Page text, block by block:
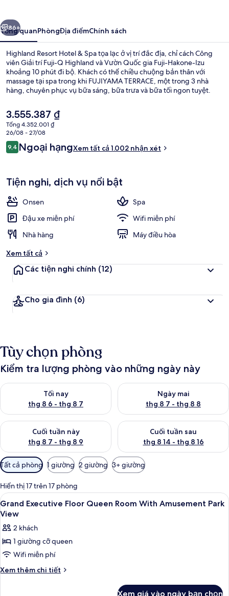
Spa
Tiếp
86+
Tổng quanPhòngĐịa điểmChính sách
Highland Resort Hotel & Spa tọa lạc ở vị trí đắc địa, chỉ cách Công
viên Giải trí Fuji-Q Highland và Vườn Quốc gia Fuji-Hakone-Izu
khoảng 10 phút đi bộ. Khách có thể chiều chuộng bản thân với
massage tại spa trong khi FUJIYAMA TERRACE, một trong 3 nhà
hàng, chuyên phục vụ bữa sáng, bữa trưa và bữa tối ngon tuyệt.
5 phút đi xe. Nhân viên nhiệt tình và bữa sáng là những điều được
du khách đánh giá cao.
Giá
hiện
tại
là
3.555.387 ₫
3.555.387 ₫
Tổng 4.352.001 ₫
26/08 - 27/08
Nhận
xét
9,49,4 trên 10,
Ngoại hạngXem tất cả 1.002 nhận xét
Tiện nghi, dịch vụ nổi bật
Onsen
Spa
Đậu xe miễn phí
Wifi miễn phí
Nhà hàng
Máy điều hòa
Xem tất cả
Các tiện nghi chính (12)
Cho gia đình (6)
Tùy chọn phòng
Kiểm tra lượng phòng vào những ngày này
Tối nay
thg 8 6 - thg 8 7
Kiểm tra lượng phòng tối nay từ thg 8 6 - thg 8 7
Ngày mai
thg 8 7 - thg 8 8
Kiểm tra lượng phòng ngày
Cuối tuần này
thg 8 7 - thg 8 9
Kiểm tra lượng phòng cuối tuần này từ thg 8 7 - thg 8 9
Cuối tuần sau
thg 8 14 - thg 8 16
Kiểm tra lượng phòng cuối
Bộ
lọc
có
thể
dùng
để
lọc
tìm
phòng
Tất cả phòng 1 giường 2 giường 3+ giường
Hiển thị 17 trên 17 phòng
Xem
tất
cả
ảnh
Grand
Executive
Floor
Nệm Tempur-Pedic, bàn, khu vực
7
Grand Executive Floor Queen Room With Amusement Park
View
2 khách
1 giường cỡ queen
Wifi miễn phí
Xem thêm chi tiết
Chi
Xem giá vào ngày bạn chọn